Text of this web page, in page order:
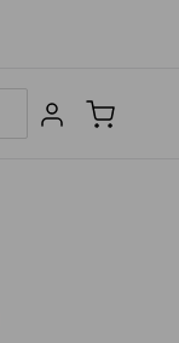
Sign in